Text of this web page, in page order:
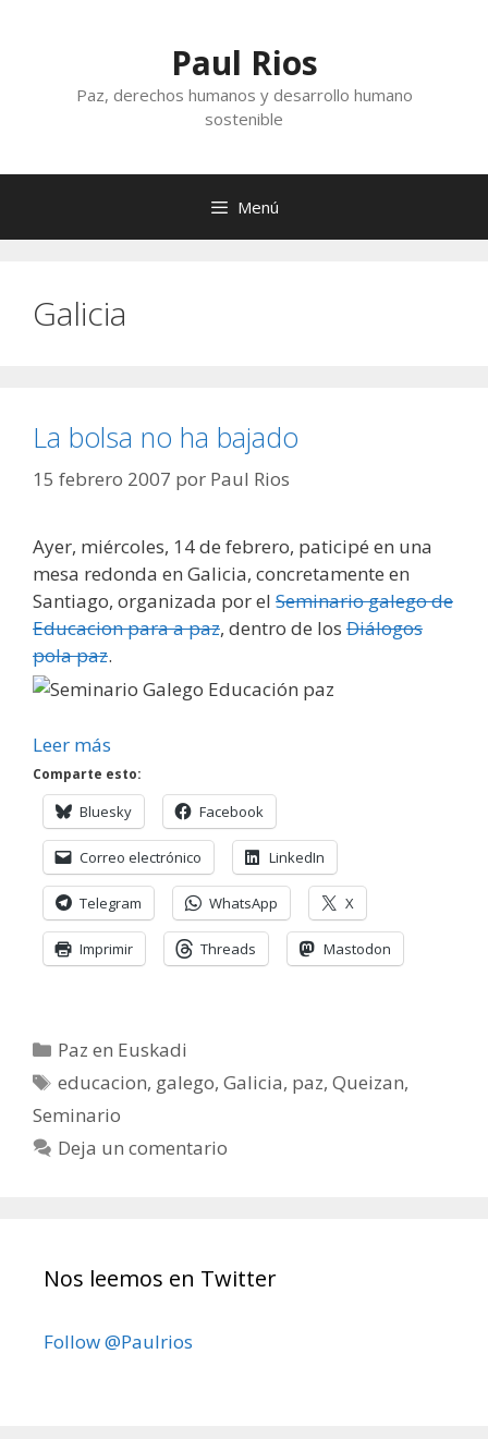
Paul Rios
Paz, derechos humanos y desarrollo humano
sostenible
Menú
Galicia
La bolsa no ha bajado
15 febrero 2007 por Paul Rios
Ayer, miércoles, 14 de febrero, paticipé en una
mesa redonda en Galicia, concretamente en
Santiago, organizada por el Seminario galego de
Educacion para a paz, dentro de los Diálogos
pola paz.
Leer más
Comparte esto:
Bluesky Facebook
Correo electrónico LinkedIn
Telegram WhatsApp X
Imprimir Threads Mastodon
Categorías
Paz en Euskadi
Etiquetas
educacion, galego,Galicia, paz,Queizan,
Seminario
Deja un comentario
Nos leemos en Twitter
Follow @Paulrios